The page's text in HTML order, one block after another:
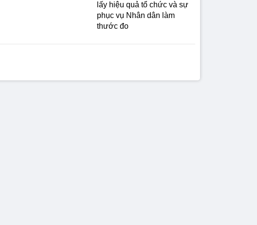
lấy hiệu quả tổ chức và sự
phục vụ Nhân dân làm
thước đo